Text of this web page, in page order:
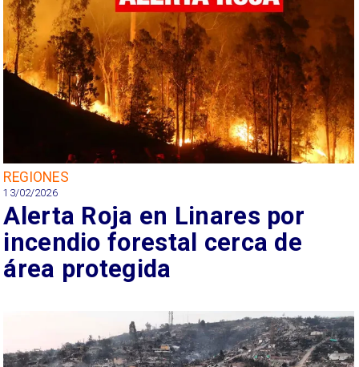
REGIONES
13/02/2026
Alerta Roja en Linares por
incendio forestal cerca de
área protegida